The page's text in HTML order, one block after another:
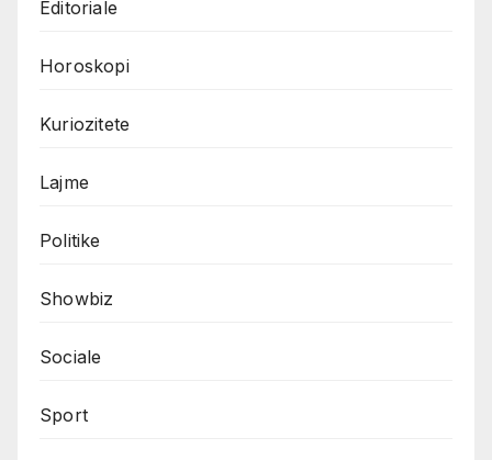
Editoriale
Horoskopi
Kuriozitete
Lajme
Politike
Showbiz
Sociale
Sport